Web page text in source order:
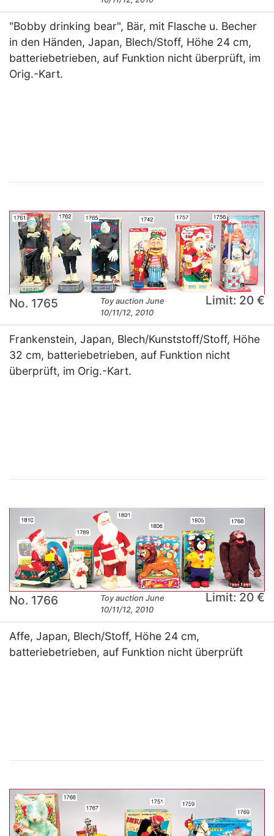
"Bobby drinking bear", Bär, mit Flasche u. Becher
in den Händen, Japan, Blech/Stoff, Höhe 24 cm,
batteriebetrieben, auf Funktion nicht überprüft, im
Orig.-Kart.
No. 1765
Toy auction June
10/11/12, 2010
Limit: 20 €
Frankenstein, Japan, Blech/Kunststoff/Stoff, Höhe
32 cm, batteriebetrieben, auf Funktion nicht
überprüft, im Orig.-Kart.
No. 1766
Toy auction June
10/11/12, 2010
Limit: 20 €
Affe, Japan, Blech/Stoff, Höhe 24 cm,
batteriebetrieben, auf Funktion nicht überprüft